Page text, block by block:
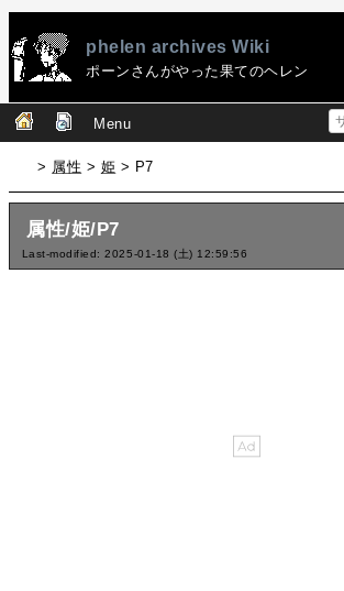
phelen archives Wiki
ポーンさんがやった果てのヘレン
Menu
> 属性 > 姫 > P7
属性/姫/P7
Last-modified: 2025-01-18 (土) 12:59:56